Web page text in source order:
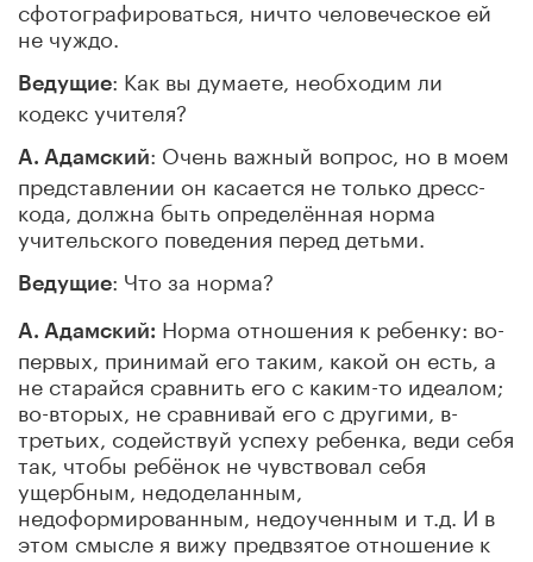
сфотографироваться, ничто человеческое ей
не чуждо.
Ведущие: Как вы думаете, необходим ли
кодекс учителя?
А. Адамский: Очень важный вопрос, но в моем
представлении он касается не только дресс-
кода, должна быть определённая норма
учительского поведения перед детьми.
Ведущие: Что за норма?
А. Адамский: Норма отношения к ребенку: во-
первых, принимай его таким, какой он есть, а
не старайся сравнить его с каким-то идеалом;
во-вторых, не сравнивай его с другими, в-
третьих, содействуй успеху ребенка, веди себя
так, чтобы ребёнок не чувствовал себя
ущербным, недоделанным,
недоформированным, недоученным и т.д. И в
этом смысле я вижу предвзятое отношение к